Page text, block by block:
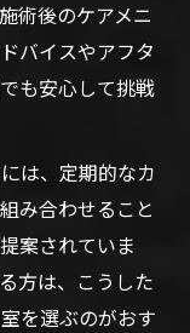
術後のケアメニ
バイスやアフタ
も安心して挑戦
は、定期的なカ
み合わせること
案されていま
方は、こうした
を選ぶのがおす